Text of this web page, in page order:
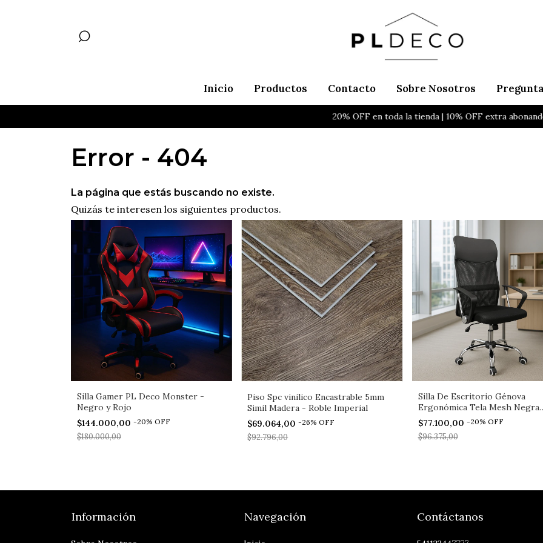
Inicio Productos Contacto Sobre Nosotros
20% OFF en toda la tienda | 10% OFF extra
Error - 404
La página que estás buscando no existe.
Quizás te interesen los siguientes productos.
Silla Gamer PL Deco Monster -
Negro y Rojo
$144.000,00 -20% OFF
$180.000,00
Piso Spc vinilico Encastrable 5mm
Simil Madera - Roble Imperial
$69.064,00-26%OFF
$92.796,00
Silla De Escritorio Génova
Ergonómica Tela Mesh Negra
Pldeco
$77.100,00 -20% OFF
$96.375,00
Información Navegación Contáctanos